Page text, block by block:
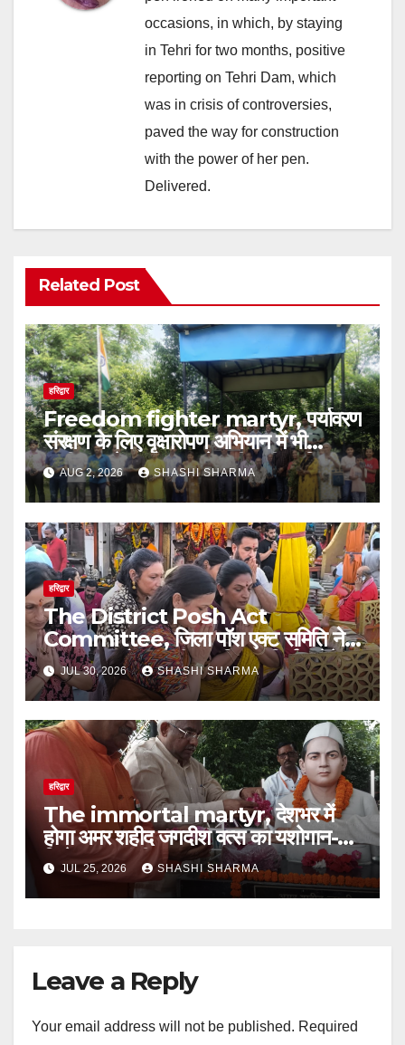
occasions, in which, by staying
in Tehri for two months, positive
reporting on Tehri Dam, which
was in crisis of controversies,
paved the way for construction
with the power of her pen.
Delivered.
Related Post
हरिद्वार
Freedom fighter martyr, पर्यावरण
संरक्षण के लिए वृक्षारोपण अभियान में भी
भागीदार बनें स्वतंत्रता सेनानी शहीद परिवार-
जितेन्द्र रघुवंशी
AUG 2, 2026 SHASHI SHARMA
हरिद्वार
The District Posh Act
Committee, जिला पॉश एक्ट समिति ने
गंगा पूजन और आरती कर निष्पक्ष निर्णय लेने
का मां गंगा से आशीर्वाद लिया।
JUL 30, 2026 SHASHI SHARMA
हरिद्वार
The immortal martyr, देशभर में
होगा अमर शहीद जगदीश वत्स का यशोगान-
जितेन्द्र रघुवंशी
JUL 25, 2026 SHASHI SHARMA
Leave a Reply
Your email address will not be published. Required